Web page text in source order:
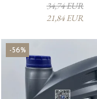
34,74 EUR
21,84 EUR
-56%